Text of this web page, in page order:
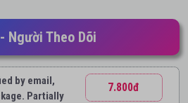
Người Theo Dõi
by email,
Partially
7.800đ